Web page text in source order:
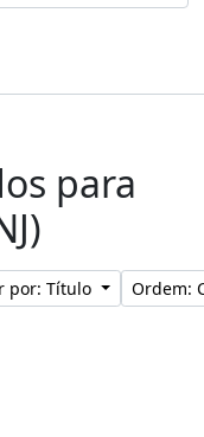
para
por: Título Ordem: